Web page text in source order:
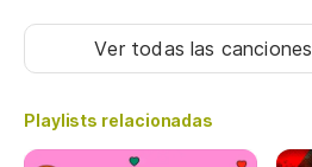
Ver todas las canciones
Playlists relacionadas